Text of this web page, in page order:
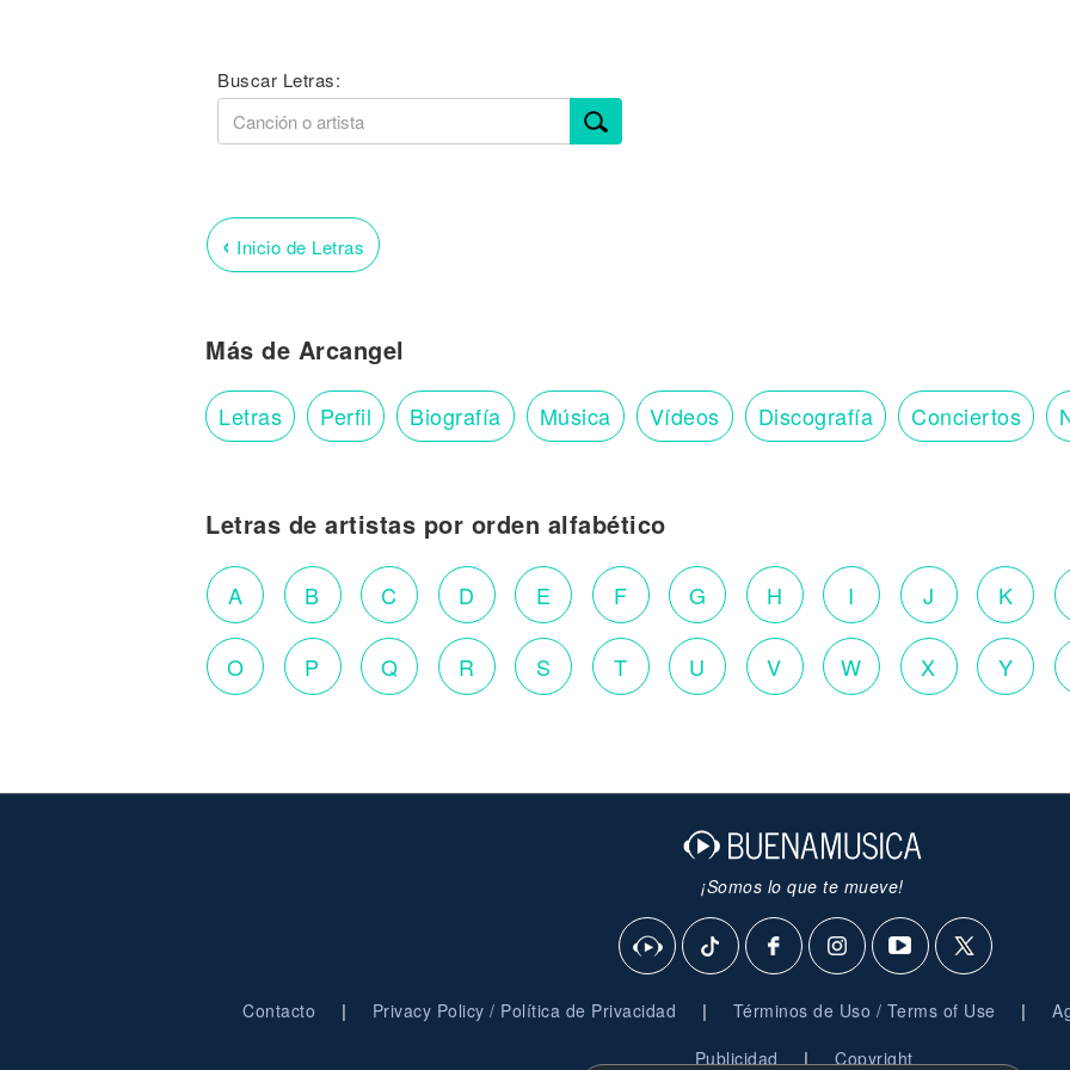
Buscar Letras:
‹ Inicio de Letras
Más de Arcangel
Letras Perfil Biografía Música Vídeos Discografía Conciertos
Letras de artistas por orden alfabético
A B C D E F G H I J K
O P Q R S T U V W X Y
¡Somos lo que te mueve!
Contacto | Privacy Policy / Política de Privacidad | Términos de Uso / Terms of Use |
Publicidad | Copyright